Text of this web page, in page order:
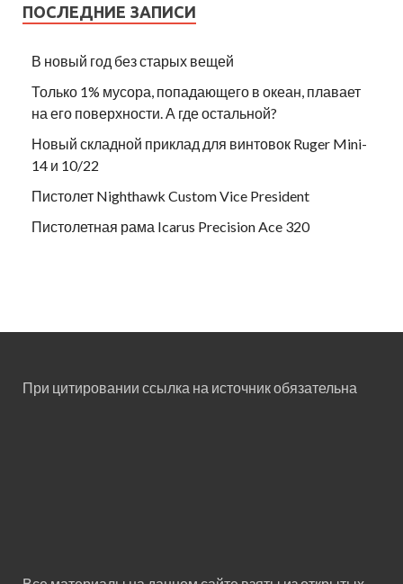
ПОСЛЕДНИЕ ЗАПИСИ
В новый год без старых вещей
Только 1% мусора, попадающего в океан, плавает
на его поверхности. А где остальной?
Новый складной приклад для винтовок Ruger Mini-
14 и 10/22
Пистолет Nighthawk Custom Vice President
Пистолетная рама Icarus Precision Ace 320
При цитировании ссылка на источник обязательна